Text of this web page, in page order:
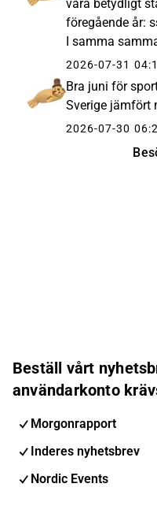
vara betydligt
föregående år:
I samma
värmeböljorna
Frankrike
marknaden.
egna...
2026-07-31
Bra juni för
Sverige jämfört
2026-07-30
Beställ vårt
användarkonto
Morgonrapport
Inderes nyhetsbrev
Nordic Events